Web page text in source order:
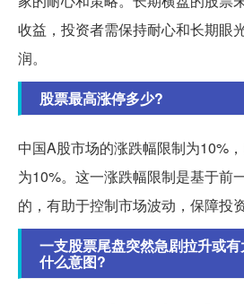
收益，投资者需保持耐心和长期眼
润。
股票最高涨停多少?
中国A股市场的涨跌幅限制为10%
为10%。这一涨跌幅限制是基于前
的，有助于控制市场波动，保障投
一支股票尾盘突然急剧拉升或
什么意图?